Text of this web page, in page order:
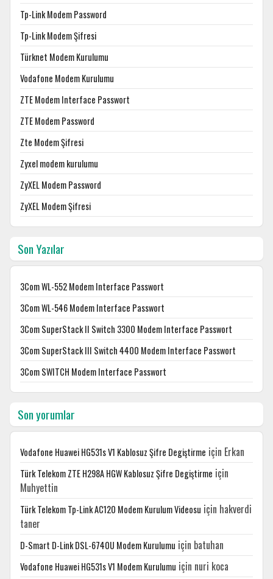
Tp-Link Modem Password
Tp-Link Modem Şifresi
Türknet Modem Kurulumu
Vodafone Modem Kurulumu
ZTE Modem Interface Passwort
ZTE Modem Password
Zte Modem Şifresi
Zyxel modem kurulumu
ZyXEL Modem Password
ZyXEL Modem Şifresi
Son Yazılar
3Com WL-552 Modem Interface Passwort
3Com WL-546 Modem Interface Passwort
3Com SuperStack II Switch 3300 Modem Interface Passwort
3Com SuperStack III Switch 4400 Modem Interface Passwort
3Com SWITCH Modem Interface Passwort
Son yorumlar
Vodafone Huawei HG531s V1 Kablosuz Şifre Degiştirme için Erkan
Türk Telekom ZTE H298A HGW Kablosuz Şifre Degiştirme için
Muhyettin
Türk Telekom Tp-Link AC120 Modem Kurulum Videosu için hakverdi
taner
D-Smart D-Link DSL-6740U Modem Kurulumu için batuhan
Vodafone Huawei HG531s V1 Modem Kurulumu için nuri koca